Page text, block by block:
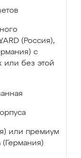
(Россия),
с
или без этой
или премиум
(Германия)